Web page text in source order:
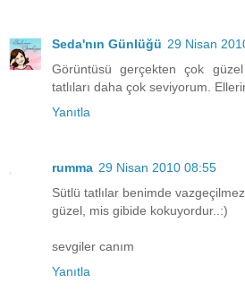
Seda'nın Günlüğü 29 Nisan
Görüntüsü gerçekten çok
tatlıları daha çok seviyorum.
Yanıtla
rumma 29 Nisan 2010 08:55
Sütlü tatlılar benimde
güzel, mis gibide kokuyordur..:)
sevgiler canım
Yanıtla